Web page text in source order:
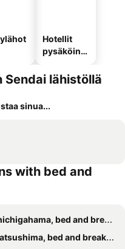
Hotellit
pysäköinni
lähistöllä
sinua...
with bed and
bed and breakfasts
bed and breakfasts